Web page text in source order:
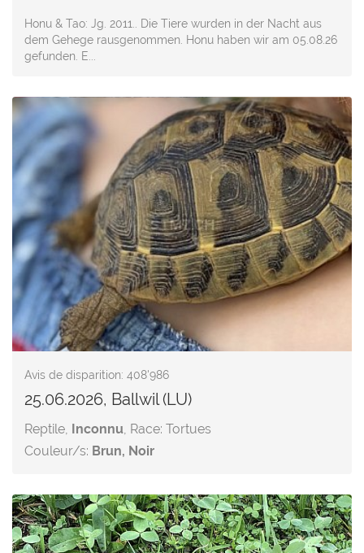
Honu & Tao: Jg. 2011.. Die Tiere wurden in der Nacht aus
dem Gehege rausgenommen. Honu haben wir am 05.08.26
gefunden. E...
Avis de disparition: 408'986
25.06.2026, Ballwil (LU)
Reptile, Inconnu, Race: Tortues
Couleur/s: Brun, Noir